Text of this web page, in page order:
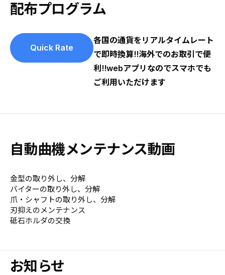
配布プログラム
Quick Rate
各国の通貨をリアルタイムレート
で即時換算!!海外でのお取引で便
利!!webアプリなのでスマホでも
ご利用いただけます
自動曲機メンテナンス動画
金型の取り外し、分解
バイターの取り外し、分解
爪・シャフトの取り外し、分解
刃抑えのメンテナンス
砥石ホルダの交換
お知らせ